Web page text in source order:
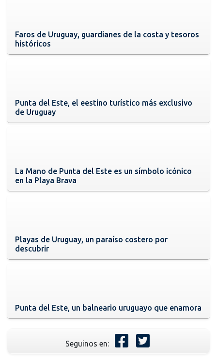
Faros de Uruguay, guardianes de la costa y tesoros
históricos
Punta del Este, el eestino turístico más exclusivo
de Uruguay
La Mano de Punta del Este es un símbolo icónico
en la Playa Brava
Playas de Uruguay, un paraíso costero por
descubrir
Punta del Este, un balneario uruguayo que enamora
Seguinos en: